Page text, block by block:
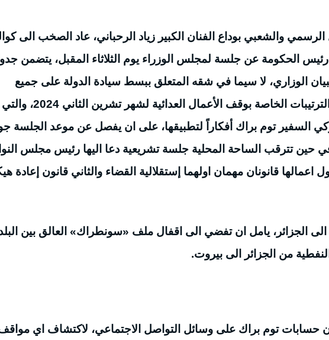
والشعبي بوداع الفنان الكبير زياد الرحباني، عاد الصخب الى
رئيس الحكومة عن جلسة لمجلس الوزراء يوم الثلاثاء المقبل، يتضمن
الوزاري، لا سيما في شقه المتعلق ببسط سيادة الدولة على جميع
أراضيها بقواها الذاتية حصراً، وبحث الترتيبات الخاصة بوقف الأعمال العدائية لشهر تشرين الثاني 2024، والتي
السفير توم براك أفكاراً لتطبيقها، على ان يفصل عن موعد الجلسة
حين تترقب الساحة المحلية جلسة تشريعية دعا اليها رئيس مجلس
قانونان مهمان اولهما إستقلالية القضاء والثاني قانون إعادة
الى الجزائر، يامل ان تفضي الى اقفال ملف «سونطراك» العالق بين
من الجزائر الى بيروت.
حسابات توم براك على وسائل التواصل الاجتماعي، لاكتشاف اي